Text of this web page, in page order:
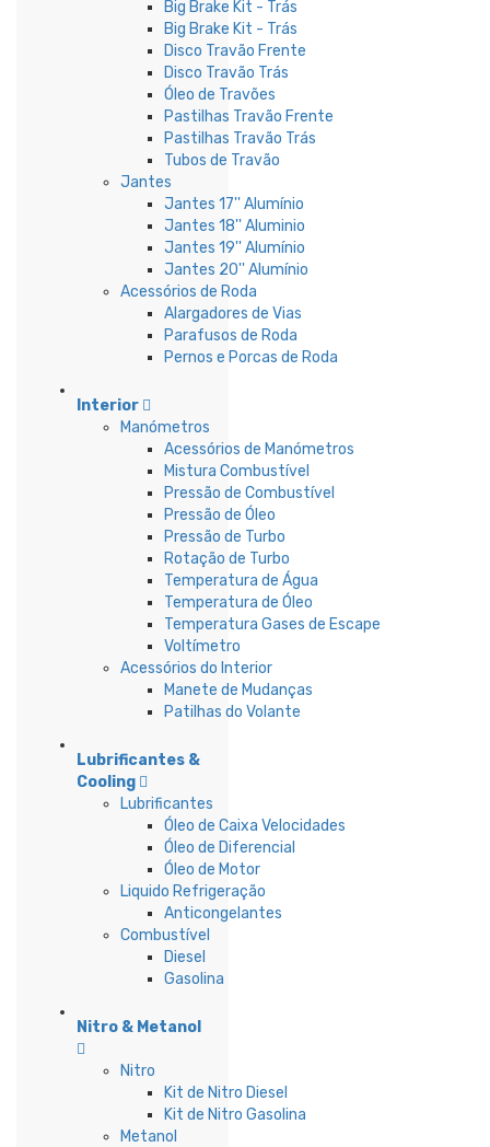
Big Brake Kit - Trás
Big Brake Kit - Trás
Disco Travão Frente
Disco Travão Trás
Óleo de Travões
Pastilhas Travão Frente
Pastilhas Travão Trás
Tubos de Travão
Jantes
Jantes 17'' Alumínio
Jantes 18'' Aluminio
Jantes 19'' Alumínio
Jantes 20'' Alumínio
Acessórios de Roda
Alargadores de Vias
Parafusos de Roda
Pernos e Porcas de Roda
Interior
Manómetros
Acessórios de Manómetros
Mistura Combustível
Pressão de Combustível
Pressão de Óleo
Pressão de Turbo
Rotação de Turbo
Temperatura de Água
Temperatura de Óleo
Temperatura Gases de Escape
Voltímetro
Acessórios do Interior
Manete de Mudanças
Patilhas do Volante
Lubrificantes &
Cooling
Lubrificantes
Óleo de Caixa Velocidades
Óleo de Diferencial
Óleo de Motor
Liquido Refrigeração
Anticongelantes
Combustível
Diesel
Gasolina
Nitro & Metanol
Nitro
Kit de Nitro Diesel
Kit de Nitro Gasolina
Metanol